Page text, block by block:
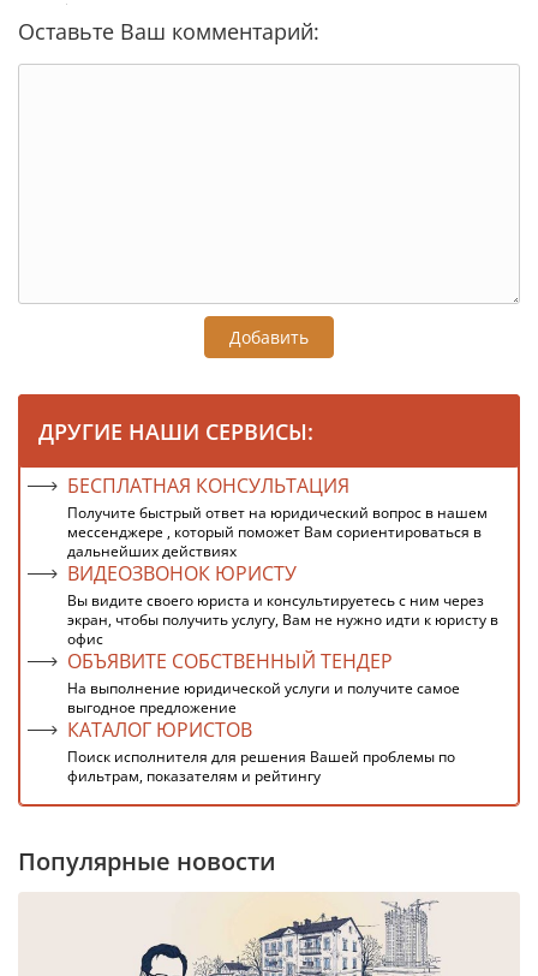
Оставьте Ваш комментарий:
Добавить
ДРУГИЕ НАШИ СЕРВИСЫ:
БЕСПЛАТНАЯ КОНСУЛЬТАЦИЯ
Получите быстрый ответ на юридический вопрос в нашем
мессенджере , который поможет Вам сориентироваться в
дальнейших действиях
ВИДЕОЗВОНОК ЮРИСТУ
Вы видите своего юриста и консультируетесь с ним через
экран, чтобы получить услугу, Вам не нужно идти к юристу в
офис
ОБЪЯВИТЕ СОБСТВЕННЫЙ ТЕНДЕР
На выполнение юридической услуги и получите самое
выгодное предложение
КАТАЛОГ ЮРИСТОВ
Поиск исполнителя для решения Вашей проблемы по
фильтрам, показателям и рейтингу
Популярные новости